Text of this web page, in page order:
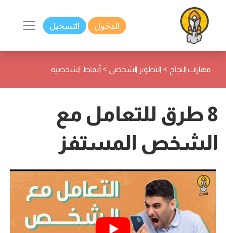
الدخول التسجيل
مهارات النجاح > التطوير الشخصي > أنماط الشخصية
8 طرق للتعامل مع
الشخص المستفز